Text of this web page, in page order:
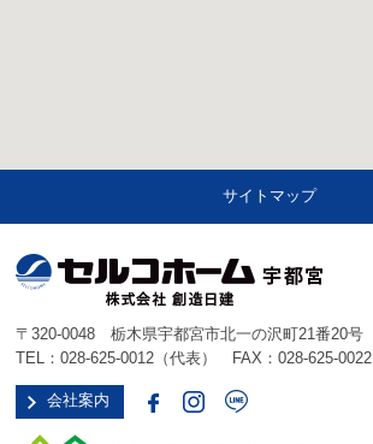
サイトマップ
〒320-0048 栃木県宇都宮市北一の沢町21番20号
TEL：028-625-0012 （代表） FAX：028-625-0022
会社案内